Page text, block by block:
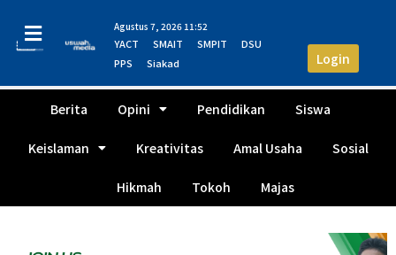
Login
Agustus 7, 2026 11:52
YACT SMAIT SMPIT
DSU
PPS
Siakad
Berita Opini Pendidikan Siswa
Keislaman Kreativitas Amal Usaha Sosial
Hikmah Tokoh Majas